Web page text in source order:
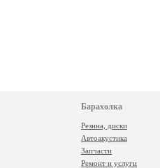
Барахолка
Резина, диски
Автоакустика
Запчасти
Ремонт и услуги